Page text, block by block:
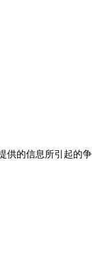
供的信息所引起的